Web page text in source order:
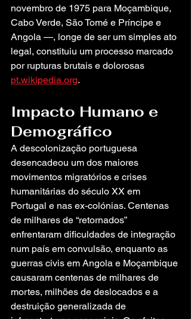
novembro de 1975 para Moçambique,
Cabo Verde, São Tomé e Príncipe e
Angola —, longe de ser um simples ato
legal, constituiu um processo marcado
por rupturas brutais e dolorosas
pt.wikipedia.org.
Impacto Humano e
Demográfico
A descolonização portuguesa
desencadeou um dos maiores
movimentos migratórios e crises
humanitárias do século XX em
Portugal e nas ex-colónias. Centenas
de milhares de “retornados”
enfrentaram dificuldades de integração
num país em convulsão, enquanto as
guerras civis em Angola e Moçambique
causaram centenas de milhares de
mortes, milhões de deslocados e a
destruição generalizada de